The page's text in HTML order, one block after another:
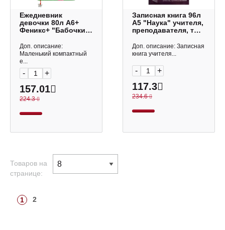
Ежедневник
девочки 80л А6+
Феникс+ "Бабочки"
Доп. описание:
Маленький компактный
е...
- +
157.01
224.3
Записная книга 96л
А5 "Наука" учителя,
преподавателя, тв.
Феникс+
Доп. описание: Записная
книга учителя...
- +
117.3
234.6
Товаров на
странице:
1 2